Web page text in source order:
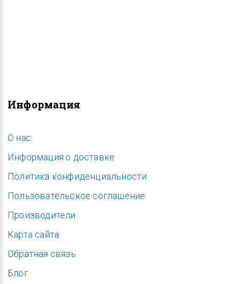
Информация
O нас
Информация о доставке
Политика конфиденциальности
Пользовательское соглашение
Производители
Карта сайта
Обратная связь
Блог